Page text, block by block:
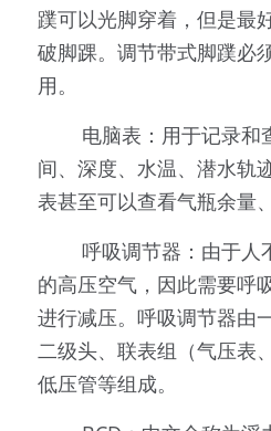
蹼可以光脚穿着，但是最
破脚踝。调节带式脚蹼必
用。
间、深度、水温、潜水轨
表甚至可以查看气瓶余量
的高压空气，因此需要呼
进行减压。呼吸调节器由
二级头、联表组（气压表
低压管等组成。